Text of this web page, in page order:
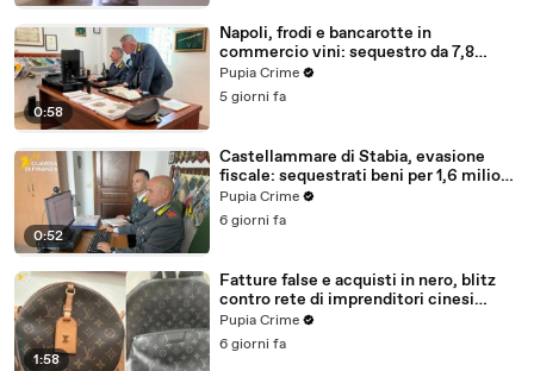
0:58
Napoli, frodi e bancarotte in
commercio vini: sequestro da 7,8
milioni (30.07.26)
Pupia Crime
5 giorni fa
0:52
Castellammare di Stabia, evasione
fiscale: sequestrati beni per 1,6 milioni
ad un consorzio navale (29.07.26)
Pupia Crime
6 giorni fa
1:58
Fatture false e acquisti in nero, blitz
contro rete di imprenditori cinesi
sequestri per 8,5 milioni (29.07.26)
Pupia Crime
6 giorni fa